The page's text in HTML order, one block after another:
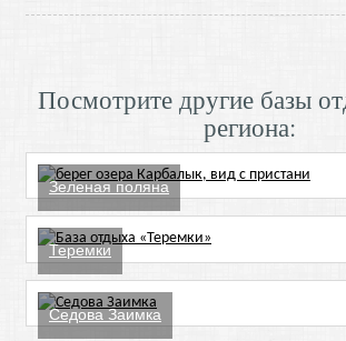
Посмотрите другие базы
региона:
Зеленая поляна
Теремки
Седова Заимка